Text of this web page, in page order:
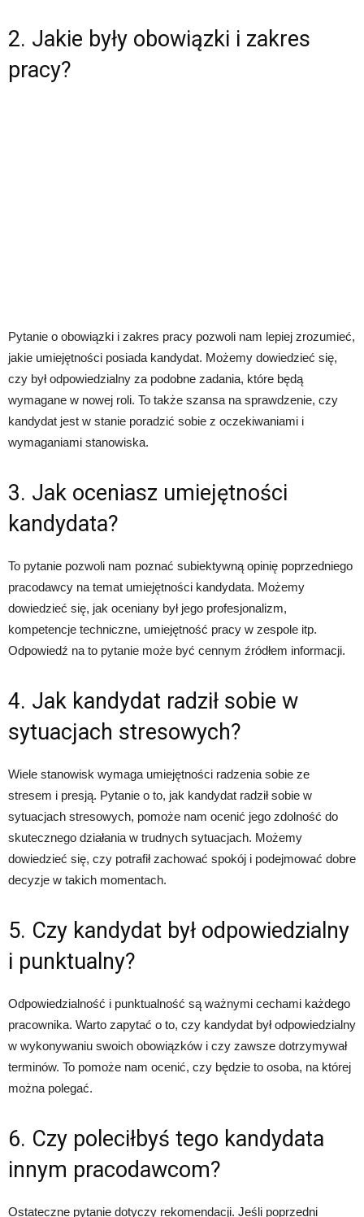
2. Jakie były obowiązki i zakres
pracy?
Pytanie o obowiązki i zakres pracy pozwoli nam lepiej zrozumieć,
jakie umiejętności posiada kandydat. Możemy dowiedzieć się,
czy był odpowiedzialny za podobne zadania, które będą
wymagane w nowej roli. To także szansa na sprawdzenie, czy
kandydat jest w stanie poradzić sobie z oczekiwaniami i
wymaganiami stanowiska.
3. Jak oceniasz umiejętności
kandydata?
To pytanie pozwoli nam poznać subiektywną opinię poprzedniego
pracodawcy na temat umiejętności kandydata. Możemy
dowiedzieć się, jak oceniany był jego profesjonalizm,
kompetencje techniczne, umiejętność pracy w zespole itp.
Odpowiedź na to pytanie może być cennym źródłem informacji.
4. Jak kandydat radził sobie w
sytuacjach stresowych?
Wiele stanowisk wymaga umiejętności radzenia sobie ze
stresem i presją. Pytanie o to, jak kandydat radził sobie w
sytuacjach stresowych, pomoże nam ocenić jego zdolność do
skutecznego działania w trudnych sytuacjach. Możemy
dowiedzieć się, czy potrafił zachować spokój i podejmować dobre
decyzje w takich momentach.
5. Czy kandydat był odpowiedzialny
i punktualny?
Odpowiedzialność i punktualność są ważnymi cechami każdego
pracownika. Warto zapytać o to, czy kandydat był odpowiedzialny
w wykonywaniu swoich obowiązków i czy zawsze dotrzymywał
terminów. To pomoże nam ocenić, czy będzie to osoba, na której
można polegać.
6. Czy poleciłbyś tego kandydata
innym pracodawcom?
Ostateczne pytanie dotyczy rekomendacji. Jeśli poprzedni